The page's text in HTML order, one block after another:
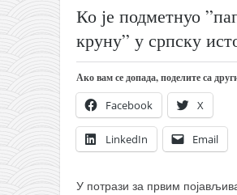
духовни отац
православље
забрањена историја
ћирилица
породичне приче
прота Воја
уместо твитера
Ко је подметнуо
круну” у српску
Ако вам се допада, поделите са
Facebook X
LinkedIn Email
У потрази за првим